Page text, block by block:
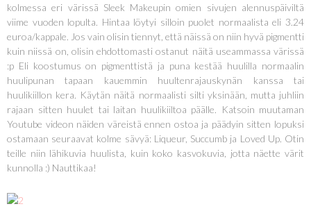
kolmessa eri värissä Sleek Makeupin omien sivujen alennuspäiviltä
viime vuoden lopulta. Hintaa löytyi silloin puolet normaalista eli 3.24
euroa/kappale. Jos vain olisin tiennyt, että näissä on niin hyvä pigmentti
kuin niissä on, olisin ehdottomasti ostanut näitä useammassa värissä
:p Eli koostumus on pigmenttistä ja puna kestää huulilla normaalin
huulipunan tapaan kauemmin huultenrajauskynän kanssa tai
huulikiillon kera. Käytän näitä normaalisti silti yksinään, mutta juhliin
rajaan sitten huulet tai laitan huulikiiltoa päälle. Katsoin muutaman
Youtube videon näiden väreistä ennen ostoa ja päädyin sitten lopuksi
ostamaan seuraavat kolme sävyä: Liqueur, Succumb ja Loved Up. Otin
teille niin lähikuvia huulista, kuin koko kasvokuvia, jotta näette värit
kunnolla :) Nauttikaa!